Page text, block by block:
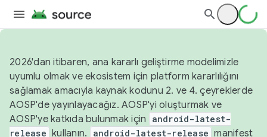
2026'dan itibaren, ana kararlı geliştirme modelimizle
uyumlu olmak ve ekosistem için platform kararlılığını
sağlamak amacıyla kaynak kodunu 2. ve 4. çeyreklerde
AOSP'de yayınlayacağız. AOSP'yi oluşturmak ve
AOSP'ye katkıda bulunmak için
android-latest-
release kullanın. android-latest-release manifest